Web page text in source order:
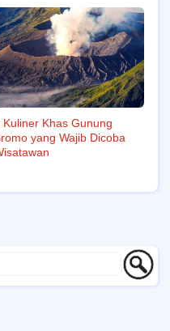
Kuliner Khas Gunung
yang Wajib Dicoba